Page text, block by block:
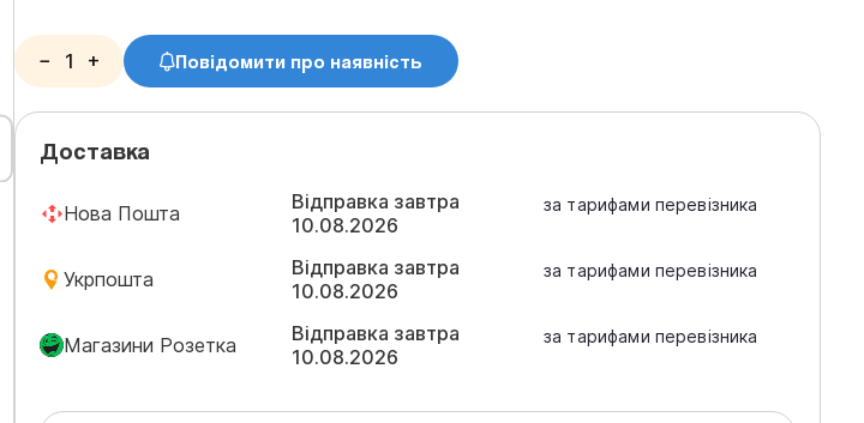
− + Повідомити про наявність
Доставка
Нова Пошта
Відправка завтра
10.08.2026
за тарифами перевізника
Укрпошта
Відправка завтра
10.08.2026
за тарифами перевізника
Магазини Розетка
Відправка завтра
10.08.2026
за тарифами перевізника